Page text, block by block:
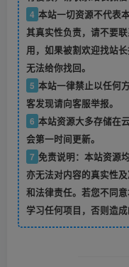
4 本站一切资源不代表
其真实性负责，请不要
用，如果被割欢迎找站
无法给你找回。
5 本站一律禁止以任何
客发现请向客服举报。
6 本站资源大多存储在
会第一时间更新。
7 免责说明：本站资源
亦无法对内容的真实性
和法律责任。若您不同
学习任何项目，否则造